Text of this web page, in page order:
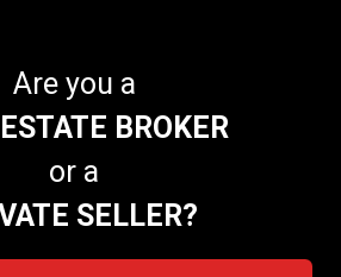
Are you a
BROKER
or a
SELLER?